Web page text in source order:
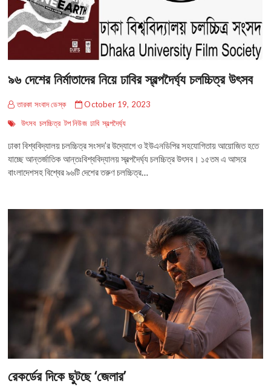
৯৬ দেশের নির্মাতাদের নিয়ে ঢাবির স্বল্পদৈর্ঘ্য চলচ্চিত্র উৎসব
তারকা সংবাদ ডেস্ক
October 19, 2023
উৎসব চলচ্চিত্র টপ নিউজ ঢাবি স্বল্পদৈর্ঘ্য
ঢাকা বিশ্ববিদ্যালয় চলচ্চিত্র সংসদ’র উদ্যোগে ও ইউএনডিপির সহযোগিতায় আয়োজিত হতে
যাচ্ছে আন্তর্জাতিক আন্তঃবিশ্ববিদ্যালয় স্বল্পদৈর্ঘ্য চলচ্চিত্র উৎসব। ১৫তম এ আসরে
বাংলাদেশসহ বিশ্বের ৯৬টি দেশের তরুণ চলচ্চিত্র…
রেকর্ডের দিকে ছুটছে ‘জেলার’